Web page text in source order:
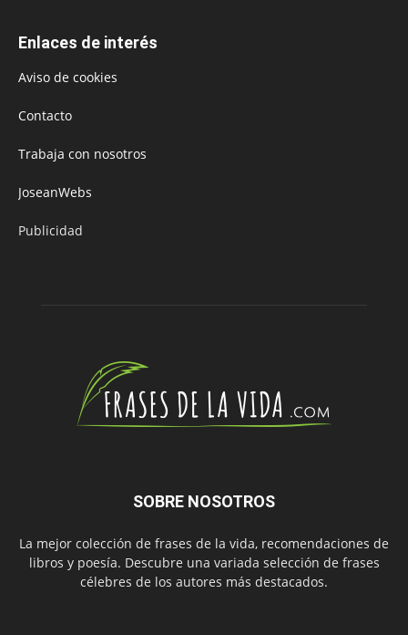
Enlaces de interés
Aviso de cookies
Contacto
Trabaja con nosotros
JoseanWebs
Publicidad
SOBRE NOSOTROS
La mejor colección de frases de la vida, recomendaciones de
libros y poesía. Descubre una variada selección de frases
célebres de los autores más destacados.